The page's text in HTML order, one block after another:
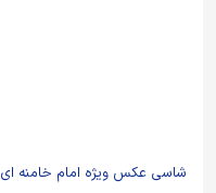
شاسی عکس ویژه امام خامنه ای